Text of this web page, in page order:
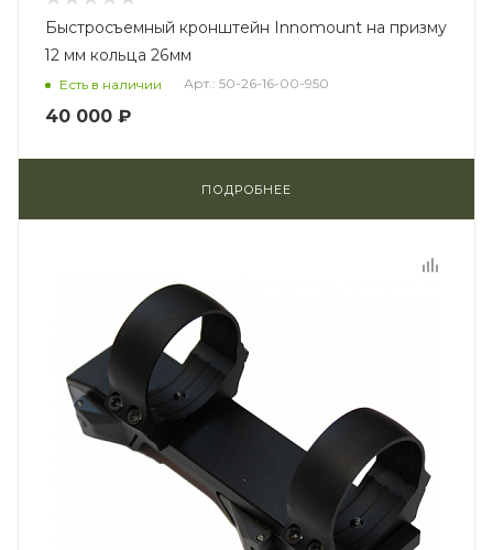
Быстросъемный кронштейн Innomount на призму
12 мм кольца 26мм
Есть в наличии Арт.: 50-26-16-00-950
40 000 ₽
ПОДРОБНЕЕ